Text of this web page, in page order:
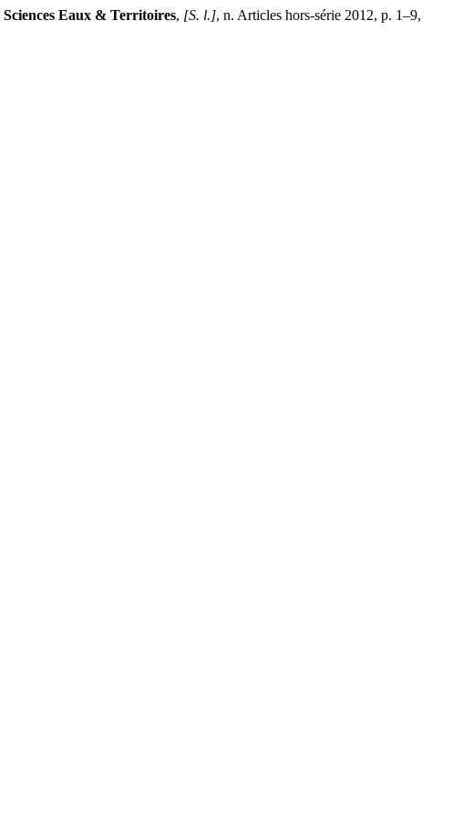
Sciences Eaux & Territoires, [S. l.], n. Articles hors-série 2012, p. 1–9,